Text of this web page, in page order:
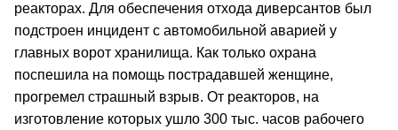
реакторах. Для обеспечения отхода диверсантов был
подстроен инцидент с автомобильной аварией у
главных ворот хранилища. Как только охрана
поспешила на помощь пострадавшей женщине,
прогремел страшный взрыв. От реакторов, на
изготовление которых ушло 300 тыс. часов рабочего